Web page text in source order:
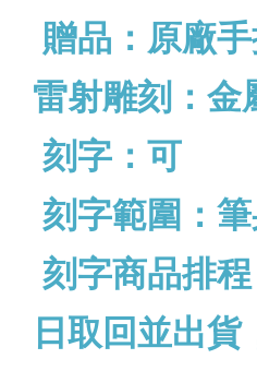
贈品：原廠手
雷射雕刻：金
刻字：可
刻字範圍：
刻字商品排
日取回並出